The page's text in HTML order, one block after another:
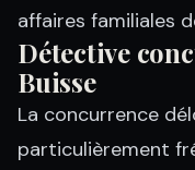
affaires familiales
Détective
Buisse
La concurrence
particulièrement